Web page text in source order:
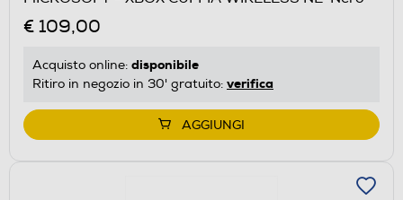
€ 109,00
Acquisto online: disponibile
Ritiro in negozio in 30' gratuito: verifica
AGGIUNGI